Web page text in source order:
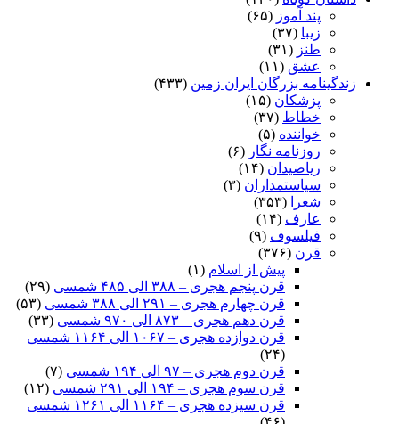
پند آموز (۶۵)
زیبا (۳۷)
طنز (۳۱)
عشق (۱۱)
زندگینامه بزرگان ایران زمین (۴۳۳)
پزشکان (۱۵)
خطاط (۳۷)
خواننده (۵)
روزنامه نگار (۶)
ریاضیدان (۱۴)
سیاستمداران (۳)
شعرا
(۳۵۳)
عارف (۱۴)
فیلسوف (۹)
قرن (۳۷۶)
پیش از اسلام (۱)
قرن پنجم هجری – ۳۸۸ الی ۴۸۵ شمسی
(۲۹)
قرن چهارم هجری – ۲۹۱ الی ۳۸۸ شمسی
(۵۳)
قرن دهم هجری – ۸۷۳ الی ۹۷۰ شمسی
(۳۳)
قرن دوازده هجری – ۱۰۶۷ الی ۱۱۶۴ شمسی
(۲۴)
قرن دوم هجری – ۹۷ الی ۱۹۴ شمسی
(۷)
قرن سوم هجری – ۱۹۴ الی ۲۹۱ شمسی
(۱۲)
قرن سیزده هجری – ۱۱۶۴ الی ۱۲۶۱ شمسی